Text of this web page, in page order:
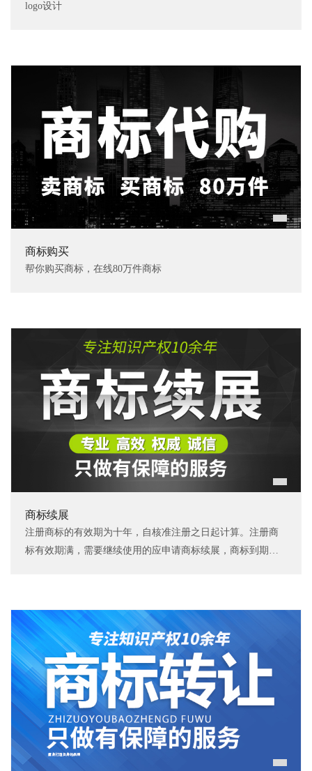
logo设计
商标购买
帮你购买商标，在线80万件商标
商标续展
注册商标的有效期为十年，自核准注册之日起计算。注册商
标有效期满，需要继续使用的应申请商标续展，商标到期前